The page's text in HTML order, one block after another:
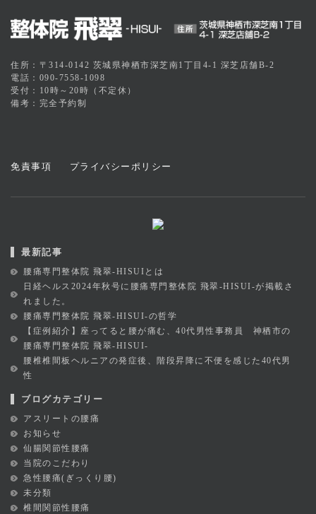
住所：〒314-0142 茨城県神栖市深芝南1丁目4-1 深芝店舗B-2
電話：090-7558-1098
受付：10時～20時（不定休）
備考：完全予約制
免責事項 プライバシーポリシー
最新記事
腰痛専門整体院 飛翠-HISUIとは
日経ヘルス2024年秋号に腰痛専門整体院 飛翠-HISUI-が掲載さ
れました。
腰痛専門整体院 飛翠-HISUI-の哲学
【症例紹介】座ってると腰が痛む、40代男性事務員 神栖市の
腰痛専門整体院 飛翠-HISUI-
腰椎椎間板ヘルニアの発症後、階段昇降に不便を感じた40代男
性
ブログカテゴリー
アスリートの腰痛
お知らせ
仙腸関節性腰痛
当院のこだわり
急性腰痛(ぎっくり腰)
未分類
椎間関節性腰痛